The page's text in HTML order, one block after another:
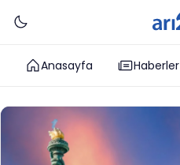
Anasayfa Haberler